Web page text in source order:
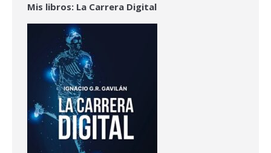
Mis libros: La Carrera Digital